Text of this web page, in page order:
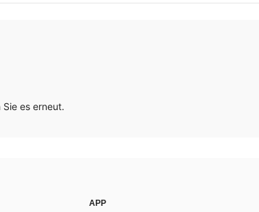
es erneut.
APP